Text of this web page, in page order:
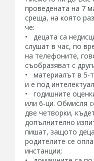
проведената на 7
среща, на която
че:
• децата са
слушат в час, по
на телефоните,
съобразяват с
• материалът в 5-
и е под
• годишните
или 6-ци. Обмисля
две четворки,
допълнително
пишат, защото
родителите се
инстанции;